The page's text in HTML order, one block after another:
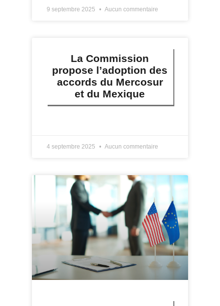
9 septembre 2025 Aucun commentaire
La Commission
propose l’adoption des
accords du Mercosur
et du Mexique
4 septembre 2025 Aucun commentaire